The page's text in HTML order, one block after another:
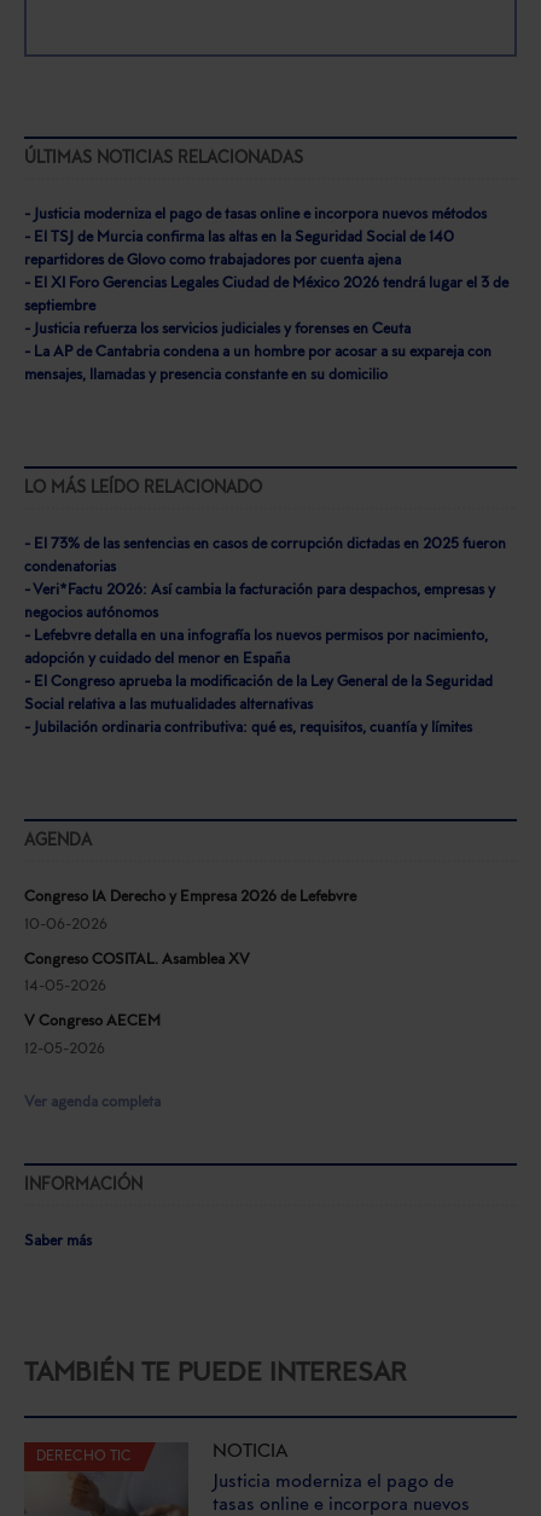
ÚLTIMAS NOTICIAS RELACIONADAS
- Justicia moderniza el pago de tasas online e incorpora nuevos métodos
- El TSJ de Murcia confirma las altas en la Seguridad Social de 140
repartidores de Glovo como trabajadores por cuenta ajena
- El XI Foro Gerencias Legales Ciudad de México 2026 tendrá lugar el 3 de
septiembre
- Justicia refuerza los servicios judiciales y forenses en Ceuta
- La AP de Cantabria condena a un hombre por acosar a su expareja con
mensajes, llamadas y presencia constante en su domicilio
LO MÁS LEÍDO RELACIONADO
- El 73% de las sentencias en casos de corrupción dictadas en 2025 fueron
condenatorias
- Veri*Factu 2026: Así cambia la facturación para despachos, empresas y
negocios autónomos
- Lefebvre detalla en una infografía los nuevos permisos por nacimiento,
adopción y cuidado del menor en España
- El Congreso aprueba la modificación de la Ley General de la Seguridad
Social relativa a las mutualidades alternativas
- Jubilación ordinaria contributiva: qué es, requisitos, cuantía y límites
AGENDA
Congreso IA Derecho y Empresa 2026 de Lefebvre
10-06-2026
Congreso COSITAL. Asamblea XV
14-05-2026
V Congreso AECEM
12-05-2026
Ver agenda completa
INFORMACIÓN
Saber más
TAMBIÉN TE PUEDE INTERESAR
DERECHO TIC
NOTICIA
Justicia moderniza el pago de
tasas online e incorpora nuevos